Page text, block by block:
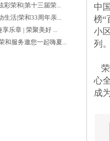
彩荣和|第十三届荣...
生活|荣和33周年亲...
乐章 | 荣聚美好 ...
和服务邀您一起嗨夏...
中
榜“
小
列。
荣
心
成